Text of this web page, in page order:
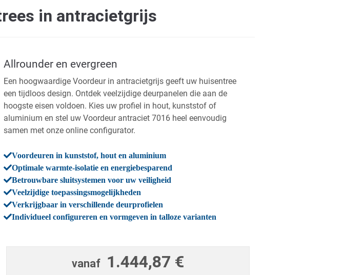
in antracietgrijs
Allrounder en evergreen
Een hoogwaardige Voordeur in antracietgrijs geeft uw huisentree
een tijdloos design. Ontdek veelzijdige deurpanelen die aan de
hoogste eisen voldoen. Kies uw profiel in hout, kunststof of
aluminium en stel uw Voordeur antraciet 7016 heel eenvoudig
samen met onze online configurator.
Voordeuren in kunststof, hout en aluminium
Optimale warmte-isolatie en energiebesparend
Betrouwbare sluitsystemen voor uw veiligheid
Veelzijdige toepassingsmogelijkheden
Verkrijgbaar in verschillende deurprofielen
Individueel configureren en vormgeven in talloze varianten
vanaf 1.444,87 €